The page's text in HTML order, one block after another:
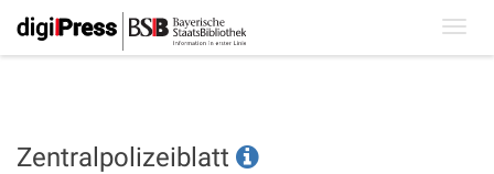
Zentralpolizeiblatt